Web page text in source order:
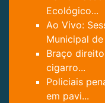
Ecológico...
Ao Vivo:
Municipal de
Braço
cigarro...
Policiais
em pavi...